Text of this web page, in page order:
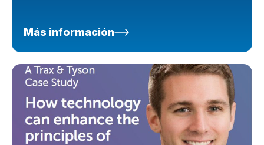
Más información